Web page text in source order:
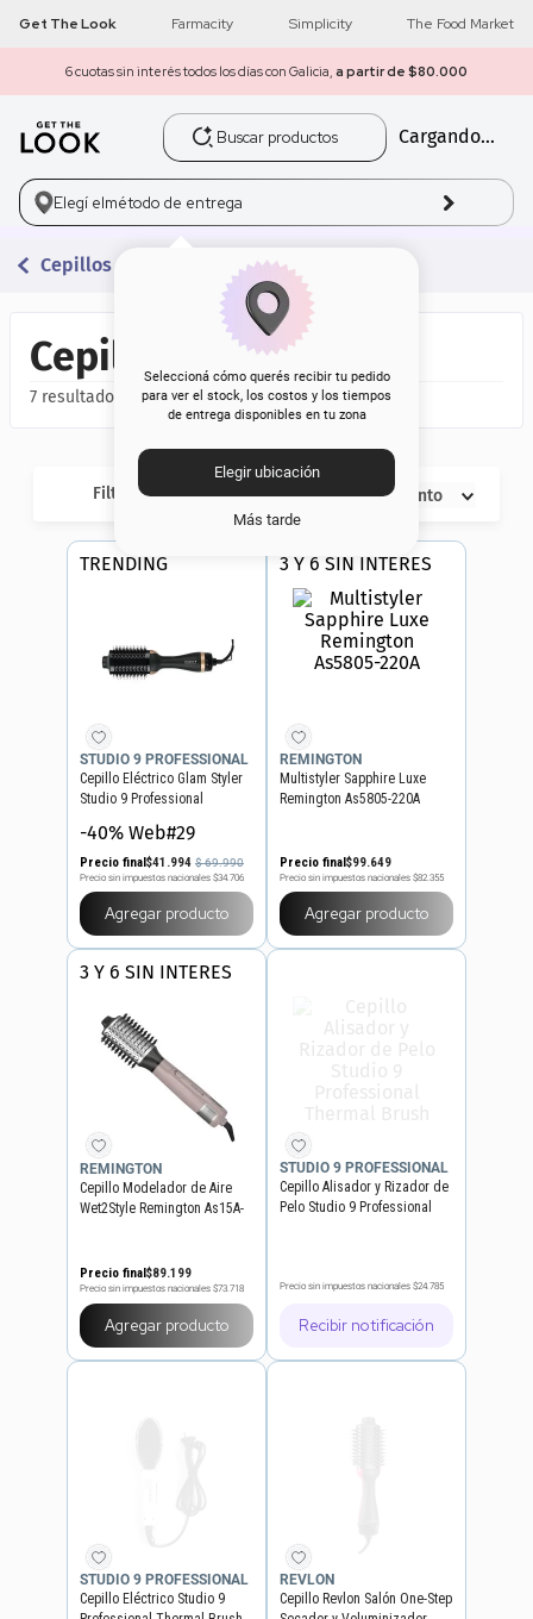
Get The Look Farmacity Simplicity The Food Market
6 cuotas sin interés todos los días con Galicia, a partir de $80.000
Buscar productos
Cargando...
Elegí elmétodo de entrega
Seleccioná cómo querés recibir tu pedido
para ver el stock, los costos y los tiempos
de entrega disponibles en tu zona
Elegir ubicación
Más tarde
Cepillos
Cepillos
7
Filtros Descuento
TRENDING
STUDIO 9 PROFESSIONAL
Cepillo Eléctrico Glam Styler
Studio 9 Professional
-40% Web#29
Precio final$41 .994 $69.990
Precio sin impuestos nacionales $34.706
Agregar producto
3 Y 6 SIN INTERES
REMINGTON
Multistyler Sapphire Luxe
Remington As5805-220A
Precio final$99.649
Precio sin impuestos nacionales $82.355
Agregar producto
3 Y 6 SIN INTERES
REMINGTON
Cepillo Modelador de Aire
Wet2Style Remington As15A-
Precio final$89.199
Precio sin impuestos nacionales $73.718
Agregar producto
STUDIO 9 PROFESSIONAL
Cepillo Alisador y Rizador de
Pelo Studio 9 Professional
Precio sin impuestos nacionales $24.785
Recibir notificación
STUDIO 9 PROFESSIONAL
Cepillo Eléctrico Studio 9
REVLON
Cepillo Revlon Salón One-Step
1 get the look
2 máscara pestañas
corrector
base